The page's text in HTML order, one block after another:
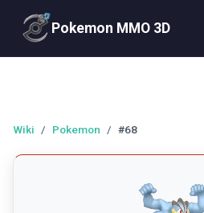
Pokemon MMO 3D
Wiki / Pokemon / #68